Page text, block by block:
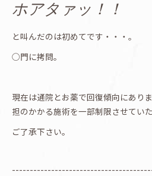
ホアタァッ！！
と叫んだのは初めてです・・・。
◯門に拷問。
現在は通院とお薬で回復傾向にあり
担のかかる施術を一部制限させていた
ご了承下さい。